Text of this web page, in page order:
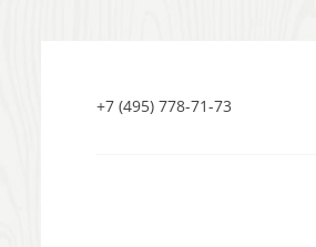
+7 (495) 778-71-73